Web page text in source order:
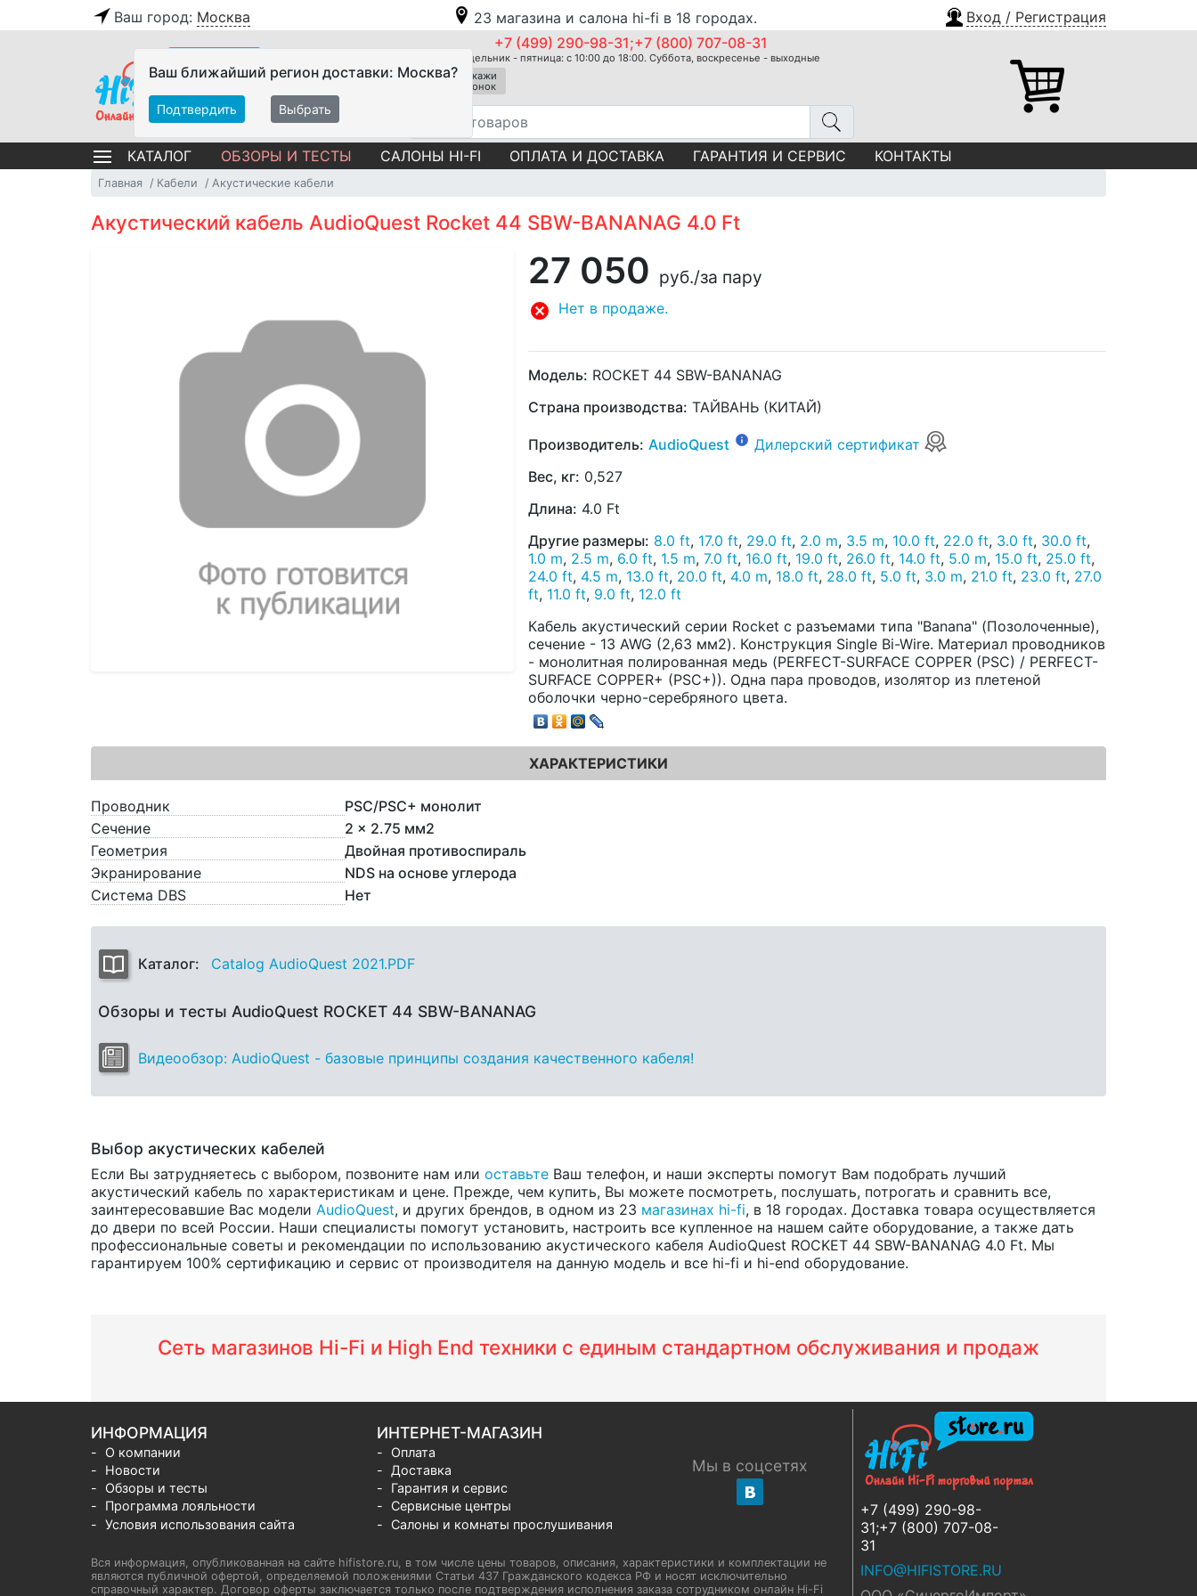
Ваш город: Москва 23 магазина и салона hi-fi в 18 городах. Вход / Регистрация
Ваш ближайший регион доставки: Москва?
Подтвердить Выбрать
+7 (499) 290-98-31;+7 (800) 707-08-31
Понедельник - пятница: с 10:00 до 18:00. Суббота, воскресенье - выходные
Закажи
звонок
КАТАЛОГ ОБЗОРЫ И ТЕСТЫ САЛОНЫ HI-FI ОПЛАТА И ДОСТАВКА ГАРАНТИЯ И СЕРВИС КОНТАКТЫ
Главная Кабели Акустические кабели
Акустический кабель AudioQuest Rocket 44 SBW-BANANAG 4.0 Ft
27 050 руб./за пару
Нет в продаже.
Модель: ROCKET 44 SBW-BANANAG
Страна производства: ТАЙВАНЬ (КИТАЙ)
Производитель: AudioQuest
Дилерский сертификат
Вес, кг: 0,527
Длина: 4.0 Ft
Другие размеры: 8.0 ft, 17.0 ft, 29.0 ft, 2.0 m, 3.5 m, 10.0 ft, 22.0 ft, 3.0 ft, 30.0 ft,
1.0 m, 2.5 m, 6.0 ft, 1.5 m, 7.0 ft, 16.0 ft, 19.0 ft, 26.0 ft, 14.0 ft, 5.0 m, 15.0 ft, 25.0 ft,
24.0 ft, 4.5 m, 13.0 ft, 20.0 ft, 4.0 m, 18.0 ft, 28.0 ft, 5.0 ft, 3.0 m, 21.0 ft, 23.0 ft, 27.0
ft, 11.0 ft, 9.0 ft, 12.0 ft
Кабель акустический серии Rocket с разъемами типа "Banana" (Позолоченные),
сечение - 13 AWG (2,63 мм2). Конструкция Single Bi-Wire. Материал проводников
- монолитная полированная медь (PERFECT-SURFACE COPPER (PSC) / PERFECT-
SURFACE COPPER+ (PSC+)). Одна пара проводов, изолятор из плетеной
оболочки черно-серебряного цвета.
ХАРАКТЕРИСТИКИ
Проводник
PSC/PSC+ монолит
Сечение
2 x 2.75 мм2
Геометрия
Двойная противоспираль
Экранирование
NDS на основе углерода
Система DBS
Нет
Каталог: Catalog AudioQuest 2021.PDF
Обзоры и тесты AudioQuest ROCKET 44 SBW-BANANAG
Видеообзор: AudioQuest - базовые принципы создания качественного кабеля!
Выбор акустических кабелей
Если Вы затрудняетесь с выбором, позвоните нам или оставьте Ваш телефон, и наши эксперты помогут Вам подобрать лучший
акустический кабель по характеристикам и цене. Прежде, чем купить, Вы можете посмотреть, послушать, потрогать и сравнить все,
заинтересовавшие Вас модели AudioQuest, и других брендов, в одном из 23 магазинах hi-fi, в 18 городах. Доставка товара осуществляется
до двери по всей России. Наши специалисты помогут установить, настроить все купленное на нашем сайте оборудование, а также дать
профессиональные советы и рекомендации по использованию акустического кабеля AudioQuest ROCKET 44 SBW-BANANAG 4.0 Ft. Мы
гарантируем 100% сертификацию и сервис от производителя на данную модель и все hi-fi и hi-end оборудование.
Сеть магазинов Hi-Fi и High End техники с единым стандартном обслуживания и продаж
+7 (499) 290-98-
31;+7 (800) 707-08-
31
INFO@HIFISTORE.RU
ИНФОРМАЦИЯ
О компании
Новости
Обзоры и тесты
Программа лояльности
Условия использования сайта
ИНТЕРНЕТ-МАГАЗИН
Оплата
Доставка
Гарантия и сервис
Сервисные центры
Салоны и комнаты прослушивания
Мы в соцсетях
Вся информация, опубликованная на сайте hifistore.ru, в том числе цены товаров, описания, характеристики и комплектации не
являются публичной офертой, определяемой положениями Статьи 437 Гражданского кодекса РФ и носят исключительно
справочный характер. Договор оферты заключается только после подтверждения исполнения заказа сотрудником онлайн Hi-Fi